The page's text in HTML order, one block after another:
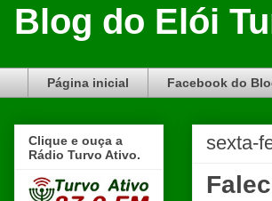
Blog do Elói
Página inicial Facebook do
sexta-
Clique e ouça a
Rádio Turvo Ativo.